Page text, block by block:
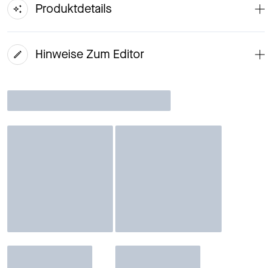
Produktdetails
Hinweise Zum Editor